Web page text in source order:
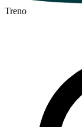
Treno